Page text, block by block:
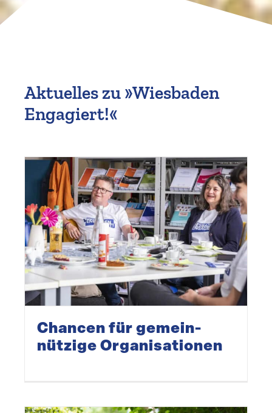
Aktuelles zu »Wiesbaden
Engagiert!«
Chancen für gemein­
nützige Organisationen